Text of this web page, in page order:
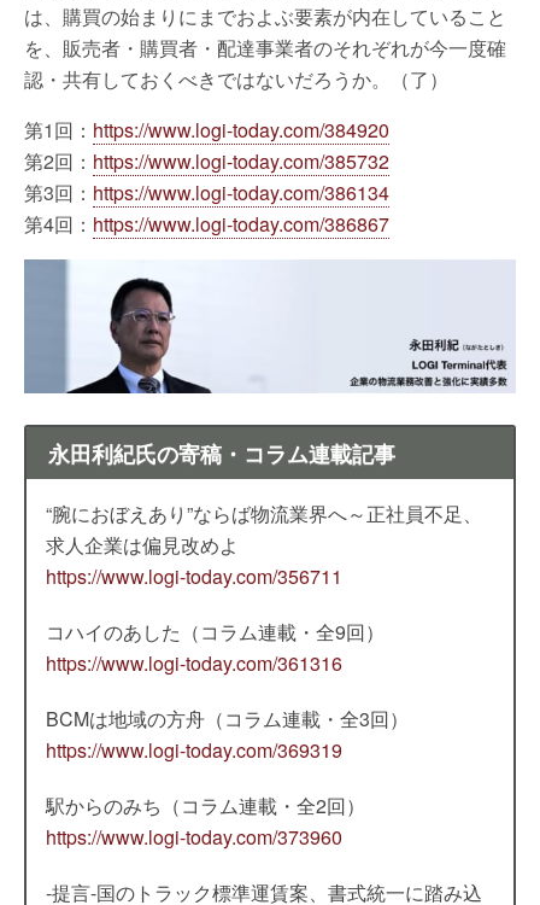
は、購買の始まりにまでおよぶ要素が内在していること
を、販売者・購買者・配達事業者のそれぞれが今一度確
認・共有しておくべきではないだろうか。（了）
第1回： https://www.logi-today.com/384920
第2回： https://www.logi-today.com/385732
第3回： https://www.logi-today.com/386134
第4回： https://www.logi-today.com/386867
永田利紀氏の寄稿・コラム連載記事
“腕におぼえあり”ならば物流業界へ～正社員不足、
求人企業は偏見改めよ
https://www.logi-today.com/356711
コハイのあした（コラム連載・全9回）
https://www.logi-today.com/361316
BCMは地域の方舟（コラム連載・全3回）
https://www.logi-today.com/369319
駅からのみち（コラム連載・全2回）
https://www.logi-today.com/373960
-提言-国のトラック標準運賃案、書式統一に踏み込